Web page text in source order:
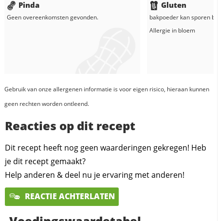
Pinda
Geen overeenkomsten gevonden.
Gluten
bakpoederkan sporen
Allergie in bloem
Gebruik van onze allergenen informatie is voor eigen risico, hieraan kunnen
geen rechten worden ontleend.
Reacties op dit recept
Dit recept heeft nog geen waarderingen gekregen! Heb
je dit recept gemaakt?
Help anderen & deel nu je ervaring met anderen!
REACTIE ACHTERLATEN